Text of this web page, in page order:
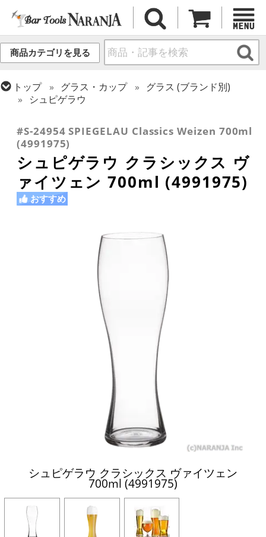
商品カテゴリを見る
トップ グラス・カップ
グラス (ブランド別)
シュピゲラウ
ビールグラス・ビアグラス
#S-24954 SPIEGELAU Classics Weizen 700ml
(4991975)
シュピゲラウ クラシックス ヴ
ァイツェン 700ml (4991975)
おすすめ
シュピゲラウ クラシックス ヴァイツェン
700ml (4991975)